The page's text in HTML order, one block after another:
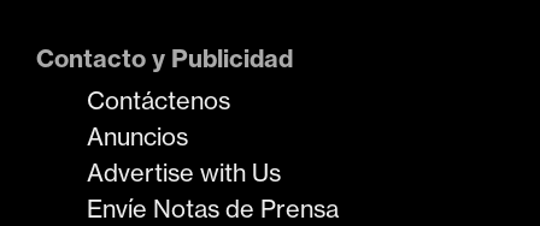
Contacto y Publicidad
Contáctenos
Anuncios
Advertise with Us
Envíe Notas de Prensa